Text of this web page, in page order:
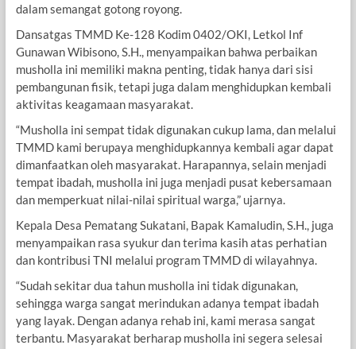
dalam semangat gotong royong.
Dansatgas TMMD Ke-128 Kodim 0402/OKI, Letkol Inf
Gunawan Wibisono, S.H., menyampaikan bahwa perbaikan
musholla ini memiliki makna penting, tidak hanya dari sisi
pembangunan fisik, tetapi juga dalam menghidupkan kembali
aktivitas keagamaan masyarakat.
“Musholla ini sempat tidak digunakan cukup lama, dan melalui
TMMD kami berupaya menghidupkannya kembali agar dapat
dimanfaatkan oleh masyarakat. Harapannya, selain menjadi
tempat ibadah, musholla ini juga menjadi pusat kebersamaan
dan memperkuat nilai-nilai spiritual warga,” ujarnya.
Kepala Desa Pematang Sukatani, Bapak Kamaludin, S.H., juga
menyampaikan rasa syukur dan terima kasih atas perhatian
dan kontribusi TNI melalui program TMMD di wilayahnya.
“Sudah sekitar dua tahun musholla ini tidak digunakan,
sehingga warga sangat merindukan adanya tempat ibadah
yang layak. Dengan adanya rehab ini, kami merasa sangat
terbantu. Masyarakat berharap musholla ini segera selesai